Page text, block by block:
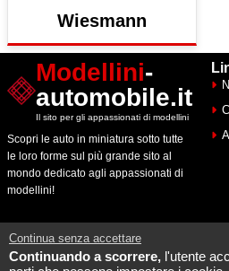
Wiesmann
Modellini-
automobile.it
Il sito per gli appassionati di modellini
Scopri le auto in miniatura sotto tutte
le loro forme sul più grande sito al
mondo dedicato agli appassionati di
modellini!
Maquette Mobylette
Continua senza accettare
Continuando a scorrere, l'utente